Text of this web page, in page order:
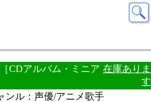
CDアルバム・ミニア 在庫ありま
す
ンル：声優/アニメ歌手